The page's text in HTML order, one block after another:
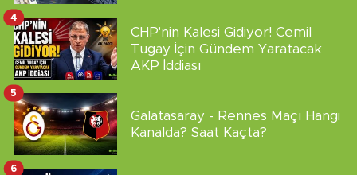
CHP'nin Kalesi Gidiyor! Cemil
Tugay İçin Gündem Yaratacak
AKP İddiası
4
Galatasaray - Rennes Maçı Hangi
Kanalda? Saat Kaçta?
5
6